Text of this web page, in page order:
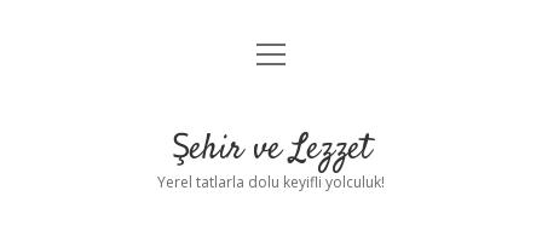
Anasayfa
Yasal Uyarı
menüyü
Şehir ve Lezzet
Yerel tatlarla dolu keyifli yolculuk!